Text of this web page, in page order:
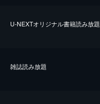
U-NEXTオリジナル書籍読み放題
雑誌読み放題